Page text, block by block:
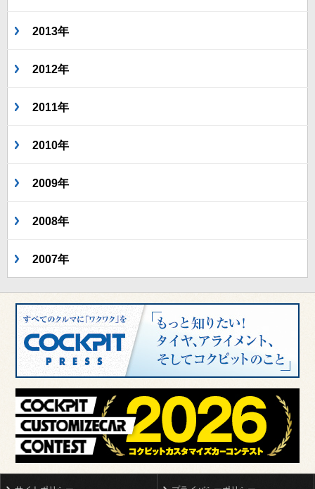
2013年
2012年
2011年
2010年
2009年
2008年
2007年